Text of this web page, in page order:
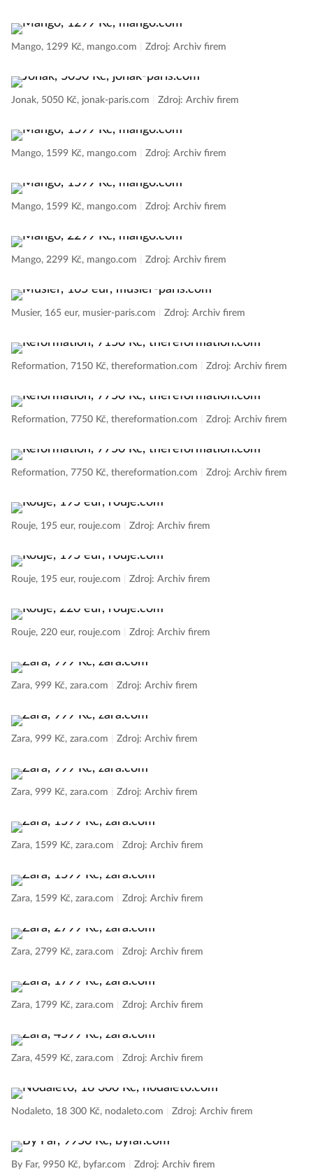
Mango, 1299 Kč, mango.com Zdroj: Archiv firem
Jonak, 5050 Kč, jonak-paris.com Zdroj: Archiv firem
Mango, 1599 Kč, mango.com Zdroj: Archiv firem
Mango, 1599 Kč, mango.com Zdroj: Archiv firem
Mango, 2299 Kč, mango.com Zdroj: Archiv firem
Musier, 165 eur, musier-paris.com Zdroj: Archiv firem
Reformation, 7150 Kč, thereformation.com Zdroj: Archiv firem
Reformation, 7750 Kč, thereformation.com Zdroj: Archiv firem
Reformation, 7750 Kč, thereformation.com Zdroj: Archiv firem
Rouje, 195 eur, rouje.com Zdroj: Archiv firem
Rouje, 195 eur, rouje.com Zdroj: Archiv firem
Rouje, 220 eur, rouje.com Zdroj: Archiv firem
Zara, 999 Kč, zara.com Zdroj: Archiv firem
Zara, 999 Kč, zara.com Zdroj: Archiv firem
Zara, 999 Kč, zara.com Zdroj: Archiv firem
Zara, 1599 Kč, zara.com Zdroj: Archiv firem
Zara, 1599 Kč, zara.com Zdroj: Archiv firem
Zara, 2799 Kč, zara.com Zdroj: Archiv firem
Zara, 1799 Kč, zara.com Zdroj: Archiv firem
Zara, 4599 Kč, zara.com Zdroj: Archiv firem
Nodaleto, 18 300 Kč, nodaleto.com Zdroj: Archiv firem
By Far, 9950 Kč, byfar.com Zdroj: Archiv firem